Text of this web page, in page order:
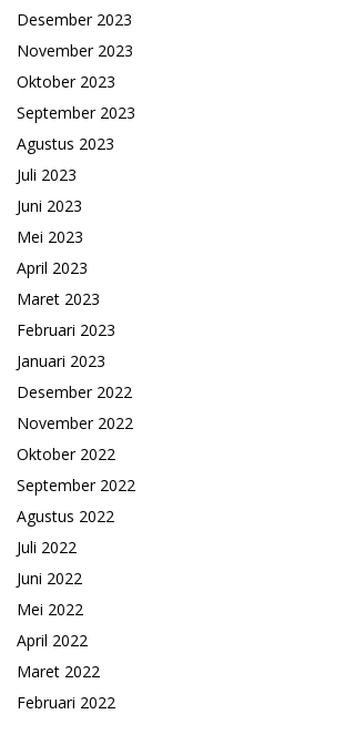
Desember 2023
November 2023
Oktober 2023
September 2023
Agustus 2023
Juli 2023
Juni 2023
Mei 2023
April 2023
Maret 2023
Februari 2023
Januari 2023
Desember 2022
November 2022
Oktober 2022
September 2022
Agustus 2022
Juli 2022
Juni 2022
Mei 2022
April 2022
Maret 2022
Februari 2022